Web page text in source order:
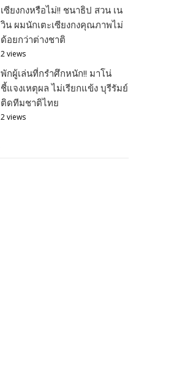
เซียงกงหรือไม่!! ชนาธิป สวน เน
วิน ผมนักเตะเซียงกงคุณภาพไม่
ด้อยกว่าต่างชาติ
2 views
พักผู้เล่นที่กรำศึกหนัก!! มาโน่
ชี้แจงเหตุผล ไม่เรียกแข้ง บุรีรัมย์
ติดทีมชาติไทย
2 views